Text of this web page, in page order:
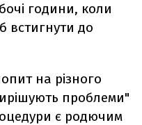
години, коли
встигнути до
на різного
проблеми"
є родючим